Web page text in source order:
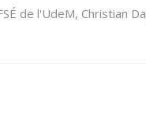
de l'UdeM, Christian